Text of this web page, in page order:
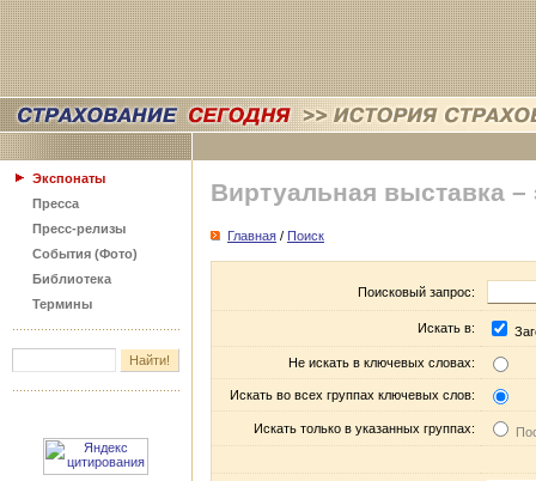
Экспонаты
Пресса
Пресс-релизы
События (Фото)
Библиотека
Термины
Виртуальная выставка –
Главная / Поиск
Поисковый запрос:
Искать в:
Не искать в ключевых словах:
Искать во всех группах ключевых слов:
Искать только в указанных группах: